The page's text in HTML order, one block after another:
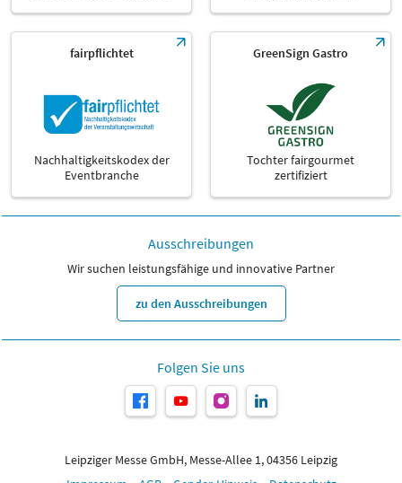
fairpflichtet
Nachhaltigkeitskodex der
Eventbranche
GreenSign Gastro
Tochter fairgourmet
zertifiziert
Ausschreibungen
Wir suchen leistungsfähige und innovative Partner
zu den Ausschreibungen
Folgen Sie uns
Leipziger Messe GmbH, Messe-Allee 1, 04356 Leipzig